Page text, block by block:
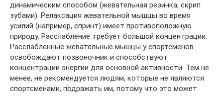
динамическим способом (жевательная резинка, скрип
зубами). Релаксация жевательной мышцы во время
усилий (например, спринт) имеет противоположную
природу. Расслабление требует большой концентрации.
Расслабленные жевательные мышцы у спортсменов
освобождают позвоночник и способствуют
концентрации энергии для основной активности. Тем не
менее, не рекомендуется людям, которые не являются
спортсменами, подражать им, потому что это может